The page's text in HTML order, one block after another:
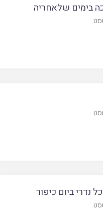
בימים שלאחריה
נדרי ביום כיפור